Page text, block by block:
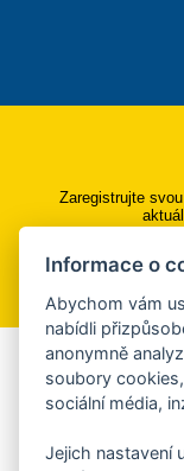
Zaregistrujte
Chcete dostávat
ankety,
Informace o
Abychom vám
nabídli
anonymně
soubory
sociální média,
Jejich nastavení